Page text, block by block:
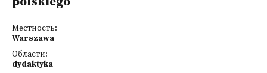
Местность:
Warszawa
Области:
dydaktyka